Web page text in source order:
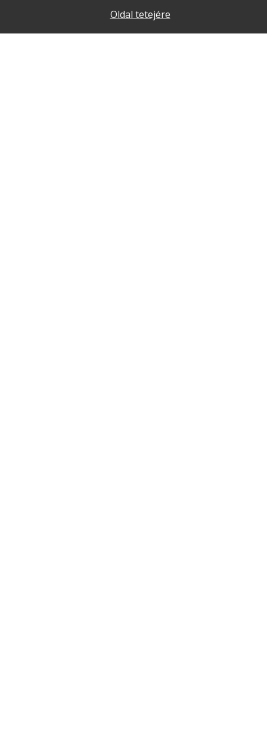
Oldal tetejére